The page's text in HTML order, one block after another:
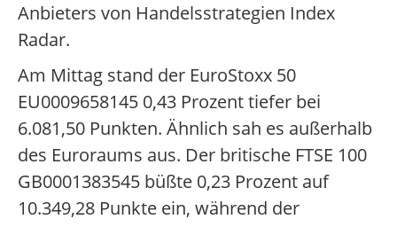
Anbieters von Handelsstrategien Index
Radar.
Am Mittag stand der EuroStoxx 50
EU0009658145 0,43 Prozent tiefer bei
6.081,50 Punkten. Ähnlich sah es außerhalb
des Euroraums aus. Der britische FTSE 100
GB0001383545 büßte 0,23 Prozent auf
10.349,28 Punkte ein, während der